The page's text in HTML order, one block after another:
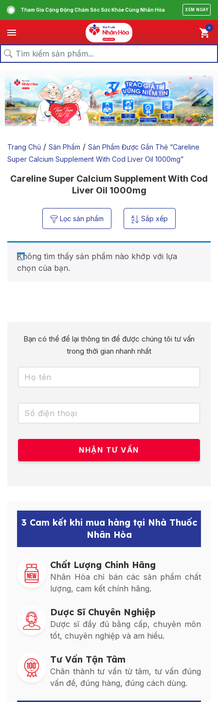
Tham Gia Cộng Động Chăm Sóc Sức Khỏe Cùng Nhân Hòa XEM NGAY
0
Trang Chủ / Sản Phẩm / Sản Phẩm Được Gắn Thẻ “careline
Super Calcium Supplement With Cod Liver Oil 1000mg”
Careline Super Calcium Supplement With Cod
Liver Oil 1000mg
Lọc sản phẩm Sắp xếp
Không tìm thấy sản phẩm nào khớp với lựa
chọn của bạn.
Bạn có thể để lại thông tin để được chúng tôi tư vấn
trong thời gian nhanh nhất
3 Cam kết khi mua hàng tại Nhà Thuốc
Nhân Hòa
Chất Lượng Chính Hãng
Nhân Hòa chỉ bán các sản phẩm chất
lượng, cam kết chính hãng.
Dược Sĩ Chuyên Nghiệp
Dược sĩ đầy đủ bằng cấp, chuyên môn
tốt, chuyên nghiệp và am hiểu.
Tư Vấn Tận Tâm
Chân thành tư vấn từ tâm, tư vấn đúng
vấn đề, đúng hàng, đúng cách dùng.